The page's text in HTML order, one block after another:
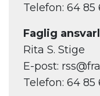
Telefon: 64 85
Faglig
Rita S. Stige
E-post:
Telefon: 64 85